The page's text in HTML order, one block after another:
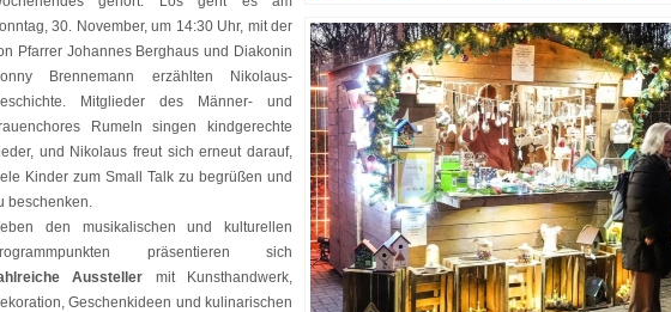
30. November, um 14:30 Uhr, mit der
Pfarrer Johannes Berghaus und Diakonin
Brennemann erzählten Nikolaus-
Mitglieder des Männer- und
Rumeln singen kindgerechte
und Nikolaus freut sich erneut darauf,
Kinder zum Small Talk zu begrüßen und
beschenken.
den musikalischen und kulturellen
präsentieren sich
Aussteller mit Kunsthandwerk,
Geschenkideen und kulinarischen